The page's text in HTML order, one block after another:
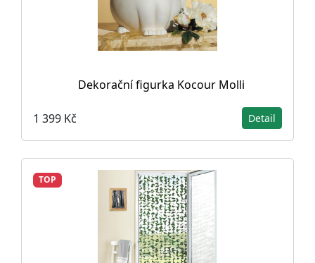
Dekorační figurka Kocour Molli
1 399 Kč Detail
TOP